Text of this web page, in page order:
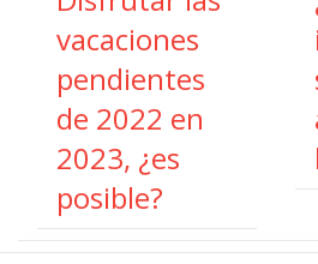
vacaciones
pendientes
de 2022 en
2023, ¿es
posible?